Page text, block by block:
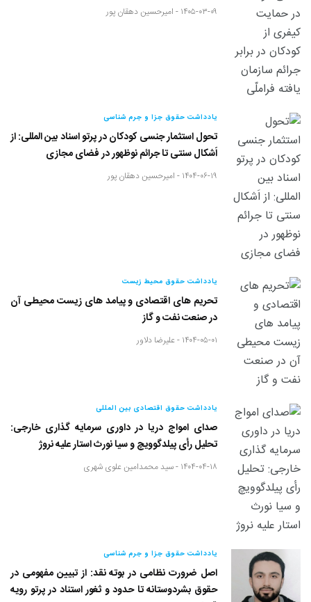
۱۴۰۵-۰۳-۰۹ - امیرحسین دهقان پور
یادداشت حقوق جزا و جرم شناسی
تحول استثمار جنسی کودکان در پرتو اسناد بین المللی: از
اَشکال سنتی تا جرائم نوظهور در فضای مجازی
۱۴۰۴-۰۶-۱۹ - امیرحسین دهقان پور
یادداشت حقوق محیط زیست
تحریم های اقتصادی و پیامد های زیست محیطی آن
در صنعت نفت و گاز
۱۴۰۴-۰۵-۰۱ - علیرضا دلاور
یادداشت حقوق اقتصادی بین المللی
صدای امواج دریا در داوری سرمایه گذاری خارجی:
تحلیل رأی پیلدگوویچ و سیا نورث استار علیه نروژ
۱۴۰۴-۰۴-۱۸ - سید محمدامین علوی شهری
یادداشت حقوق جزا و جرم شناسی
اصل ضرورت نظامی در بوته نقد: از تبیین مفهومی در
حقوق بشردوستانه تا حدود و ثغور استناد در پرتو رویه